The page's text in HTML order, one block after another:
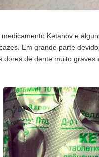
Ketanov e
Em grande parte
dores de dente muito